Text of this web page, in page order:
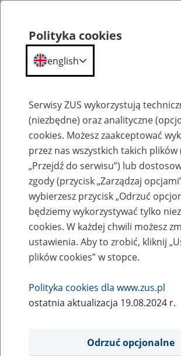
Komunikaty
Dni Poradnictwa w Opolu 17-
w formie telefonicznej
16
September
2024
Poradnictwa z udziałem ekspertów
Polityka cookies
english
Serwisy ZUS wykorzystują
(niezbędne) oraz analityczne
cookies. Możesz zaakceptować
przez nas wszystkich takich plików
„Przejdź do serwisu”) lub
zgody (przycisk „Zarządzaj
wybierzesz przycisk „Odrzuć
będziemy wykorzystywać tylko
cookies. W każdej chwili możesz
ustawienia. Aby to zrobić, kliknij
plików cookies” w stopce.
Polityka cookies dla www.zus.pl
ostatnia aktualizacja 19.08.2024 r.
Odrzuć opcjonalne